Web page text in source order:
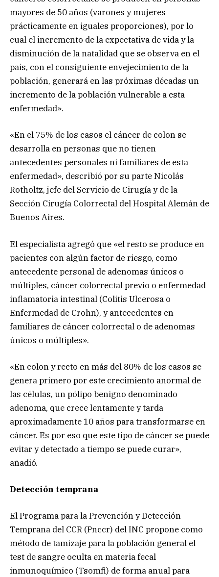
mayores de 50 años (varones y mujeres
prácticamente en iguales proporciones), por lo
cual el incremento de la expectativa de vida y la
disminución de la natalidad que se observa en el
país, con el consiguiente envejecimiento de la
población, generará en las próximas décadas un
incremento de la población vulnerable a esta
enfermedad».
«En el 75% de los casos el cáncer de colon se
desarrolla en personas que no tienen
antecedentes personales ni familiares de esta
enfermedad», describió por su parte Nicolás
Rotholtz, jefe del Servicio de Cirugía y de la
Sección Cirugía Colorrectal del Hospital Alemán de
Buenos Aires.
El especialista agregó que «el resto se produce en
pacientes con algún factor de riesgo, como
antecedente personal de adenomas únicos o
múltiples, cáncer colorrectal previo o enfermedad
inflamatoria intestinal (Colitis Ulcerosa o
Enfermedad de Crohn), y antecedentes en
familiares de cáncer colorrectal o de adenomas
únicos o múltiples».
«En colon y recto en más del 80% de los casos se
genera primero por este crecimiento anormal de
las células, un pólipo benigno denominado
adenoma, que crece lentamente y tarda
aproximadamente 10 años para transformarse en
cáncer. Es por eso que este tipo de cáncer se puede
evitar y detectado a tiempo se puede curar»,
añadió.
Detección temprana
El Programa para la Prevención y Detección
Temprana del CCR (Pnccr) del INC propone como
método de tamizaje para la población general el
test de sangre oculta en materia fecal
inmunoquímico (Tsomfi) de forma anual para